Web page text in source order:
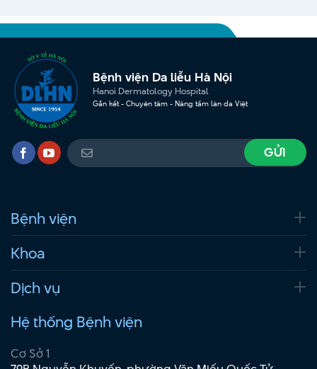
Bệnh viện Da liễu Hà Nội
Hanoi Dermatology Hospital
Gắn kết - Chuyên tâm - Nâng tầm làn da Việt
Bệnh viện
Khoa
Dịch vụ
Hệ thống Bệnh viện
Cơ Sở 1